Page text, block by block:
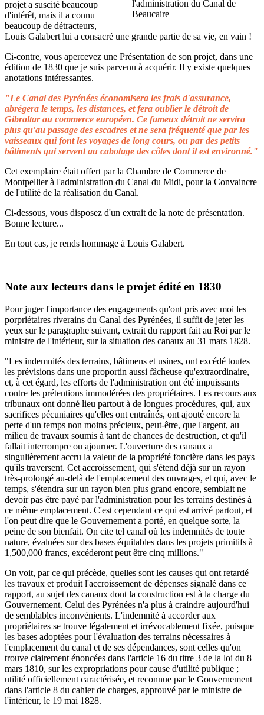
projet a suscité beaucoup
d'intérêt, mais il a connu
beaucoup de détracteurs,
Louis Galabert lui a consacré une grande partie de sa vie, en vain !
Ci-contre, vous apercevez une Présentation de son projet, dans une
édition de 1830 que je suis parvenu à acquérir. Il y existe quelques
anotations intéressantes.
"Le Canal des Pyrénées économisera les frais d'assurance,
abrégera le temps, les distances, et fera oublier le détroit de
Gibraltar au commerce européen. Ce fameux détroit ne servira
plus qu'au passage des escadres et ne sera fréquenté que par les
vaisseaux qui font les voyages de long cours, ou par des petits
bâtiments qui servent au cabotage des côtes dont il est environné."
Cet exemplaire était offert par la Chambre de Commerce de
Montpellier à l'administration du Canal du Midi, pour la Convaincre
de l'utilité de la réalisation du Canal.
Ci-dessous, vous disposez d'un extrait de la note de présentation.
Bonne lecture...
En tout cas, je rends hommage à Louis Galabert.
Note aux lecteurs dans le projet édité en 1830
Pour juger l'importance des engagements qu'ont pris avec moi les
porpriétaires riverains du Canal des Pyrénées, il suffit de jeter les
yeux sur le paragraphe suivant, extrait du rapport fait au Roi par le
ministre de l'intérieur, sur la situation des canaux au 31 mars 1828.
"Les indemnités des terrains, bâtimens et usines, ont excédé toutes
les prévisions dans une proportin aussi fâcheuse qu'extraordinaire,
et, à cet égard, les efforts de l'administration ont été impuissants
contre les prétentions immodérées des propriétaires. Les recours aux
tribunaux ont donné lieu partout à de longues procédures, qui, aux
sacrifices pécuniaires qu'elles ont entraînés, ont ajouté encore la
perte d'un temps non moins précieux, peut-être, que l'argent, au
milieu de travaux soumis à tant de chances de destruction, et qu'il
fallait interrompre ou ajourner. L'ouverture des canaux a
singulièrement accru la valeur de la propriété foncière dans les pays
qu'ils traversent. Cet accroissement, qui s'étend déjà sur un rayon
très-prolongé au-delà de l'emplacement des ouvrages, et qui, avec le
temps, s'étendra sur un rayon bien plus grand encore, semblait ne
devoir pas être payé par l'administration pour les terrains destinés à
ce même emplacement. C'est cependant ce qui est arrivé partout, et
l'on peut dire que le Gouvernement a porté, en quelque sorte, la
peine de son bienfait. On cite tel canal où les indemnités de toute
nature, évaluées sur des bases équitables dans les projets primitifs à
1,500,000 francs, excéderont peut être cinq millions."
On voit, par ce qui précède, quelles sont les causes qui ont retardé
les travaux et produit l'accroissement de dépenses signalé dans ce
rapport, au sujet des canaux dont la construction est à la charge du
Gouvernement. Celui des Pyrénées n'a plus à craindre aujourd'hui
de semblables inconvénients. L'indemnité à accorder aux
propriétaires se trouve légalement et irrévocablement fixée, puisque
les bases adoptées pour l'évaluation des terrains nécessaires à
l'emplacement du canal et de ses dépendances, sont celles qu'on
trouve clairement énoncées dans l'article 16 du titre 3 de la loi du 8
mars 1810, sur les expropriations pour cause d'utilité publique ;
utilité officiellement caractérisée, et reconnue par le Gouvernement
dans l'article 8 du cahier de charges, approuvé par le ministre de
l'intérieur, le 19 mai 1828.